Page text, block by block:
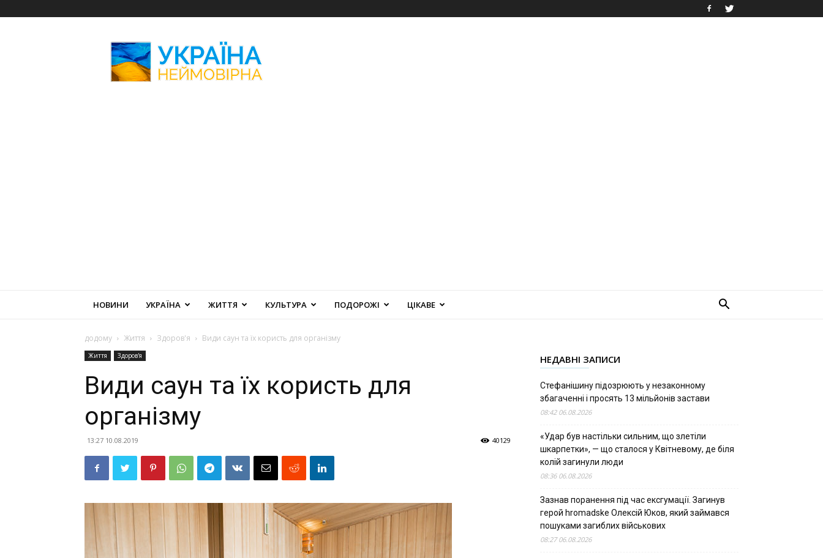
Неймовірна
НОВИНИ УКРАЇНА ЖИТТЯ КУЛЬТУРА ПОДОРОЖІ ЦІКАВЕ
додому Життя Здоров'я Види саун та їх користь для організму
Життя Здоров'я
Види саун та їх користь для
організму
13:27 10.08.2019 40129
НЕДАВНІ ЗАПИСИ
Стефанішину підозрюють у незаконному
збагаченні і просять 13 мільйонів застави
08:42 06.08.2026
«Удар був настільки сильним, що злетіли
шкарпетки», — що сталося у Квітневому, де біля
колій загинули люди
08:36 06.08.2026
Зазнав поранення під час ексгумації. Загинув
герой hromadske Олексій Юков, який займався
пошуками загиблих військових
08:27 06.08.2026